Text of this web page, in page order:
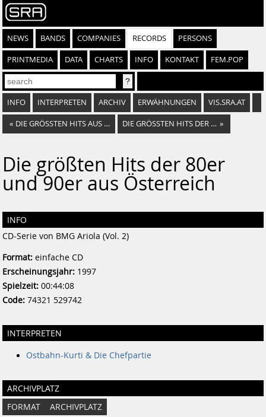
NEWS BANDS COMPANIES RECORDS PERSONS
PRINTMEDIA DATA CHARTS INFO KONTAKT FEM.POP
INFO INTERPRETEN ARCHIV ERWÄHNUNGEN VIS.SRA.AT
« DIE GRÖSSTEN HITS AUS 25 JAHREN DIE GRÖSSTEN HITS DER 80ER UND 90ER AUS ÖSTERREICH - BEST OF 1010 CITY BEAT »
Die größten Hits der 80er
und 90er aus Österreich
INFO
CD-Serie von BMG Ariola (Vol. 2)
Format: einfache CD
Erscheinungsjahr: 1997
Spielzeit: 00:44:08
Code: 74321 529742
INTERPRETEN
Ostbahn-Kurti & Die Chefpartie
ARCHIVPLATZ
FORMAT
ARCHIVPLATZ